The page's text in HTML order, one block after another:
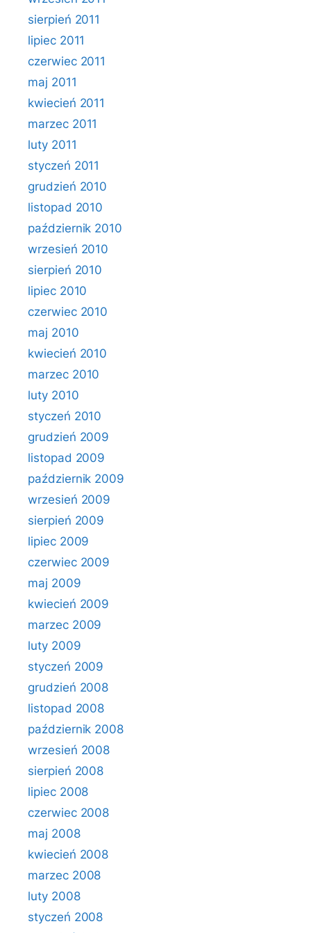
sierpień 2011
lipiec 2011
czerwiec 2011
maj 2011
kwiecień 2011
marzec 2011
luty 2011
styczeń 2011
grudzień 2010
listopad 2010
październik 2010
wrzesień 2010
sierpień 2010
lipiec 2010
czerwiec 2010
maj 2010
kwiecień 2010
marzec 2010
luty 2010
styczeń 2010
grudzień 2009
listopad 2009
październik 2009
wrzesień 2009
sierpień 2009
lipiec 2009
czerwiec 2009
maj 2009
kwiecień 2009
marzec 2009
luty 2009
styczeń 2009
grudzień 2008
listopad 2008
październik 2008
wrzesień 2008
sierpień 2008
lipiec 2008
czerwiec 2008
maj 2008
kwiecień 2008
marzec 2008
luty 2008
styczeń 2008